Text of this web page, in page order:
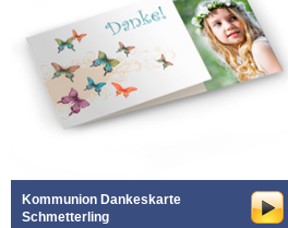
Kommunion Dankeskarte
Schmetterling